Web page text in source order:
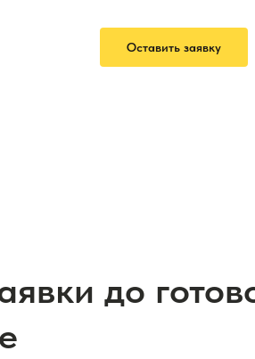
Оставить заявку
до